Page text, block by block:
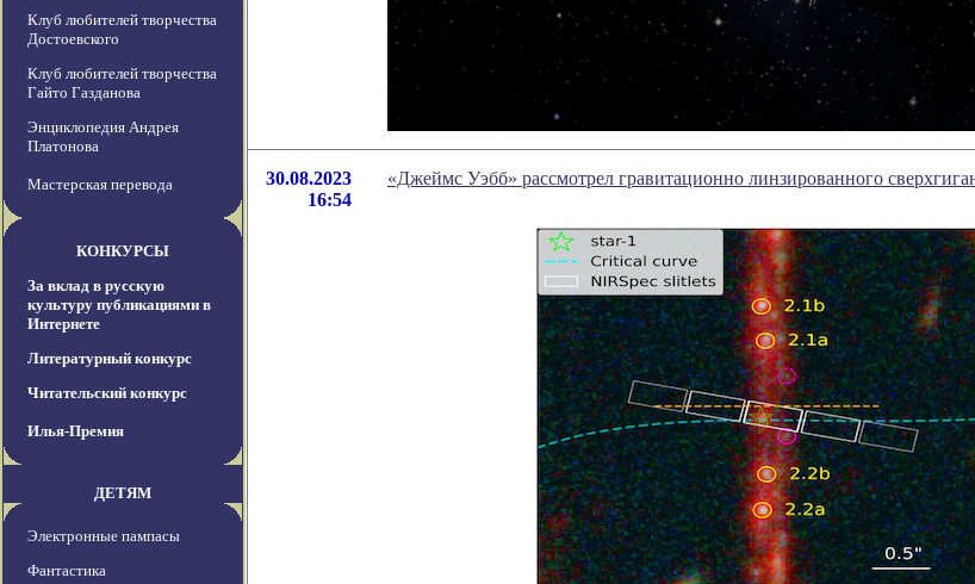
Клуб любителей творчества
Достоевского
Клуб любителей творчества
Гайто Газданова
Энциклопедия Андрея
Платонова
Мастерская перевода
КОНКУРСЫ
За вклад в русскую
культуру публикациями в
Интернете
Литературный конкурс
Читательский конкурс
Илья-Премия
ДЕТЯМ
Электронные пампасы
Фантастика
30.08.2023
16:54
«Джеймс Уэбб» рассмотрел гравитационно линзированного